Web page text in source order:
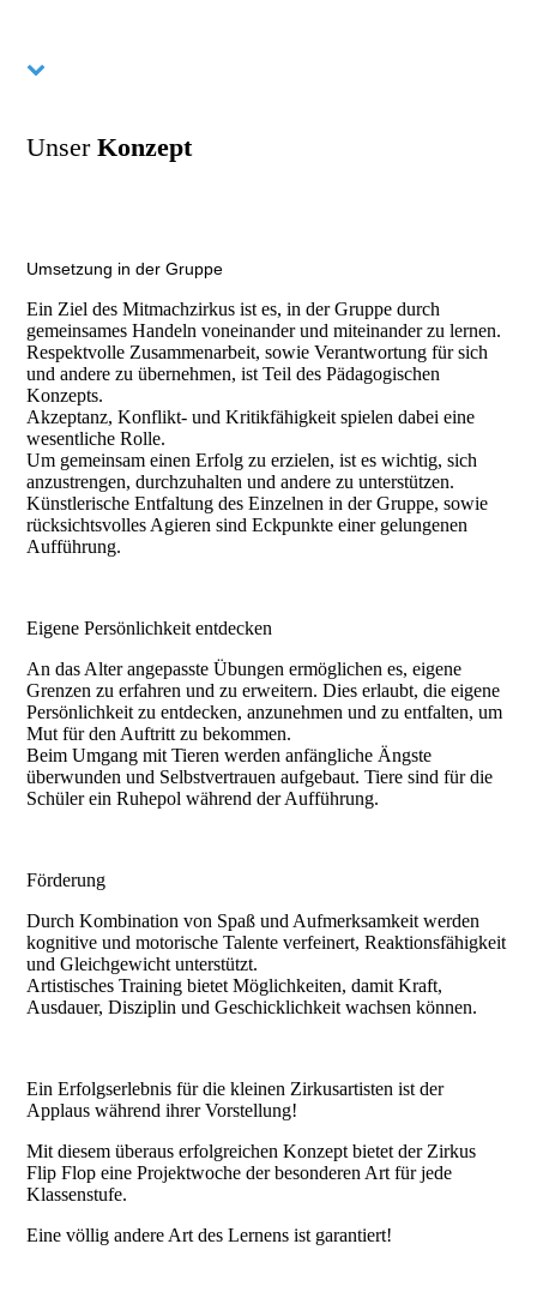
UnserKonzept
Umsetzung in der Gruppe
Ein Ziel des Mitmachzirkus ist es, in der Gruppe durch
gemeinsames Handeln voneinander und miteinander zu lernen.
Respektvolle Zusammenarbeit, sowie Verantwortung für sich
und andere zu übernehmen, ist Teil des Pädagogischen
Konzepts.
Akzeptanz, Konflikt- und Kritikfähigkeit spielen dabei eine
wesentliche Rolle.
Um gemeinsam einen Erfolg zu erzielen, ist es wichtig, sich
anzustrengen, durchzuhalten und andere zu unterstützen.
Künstlerische Entfaltung des Einzelnen in der Gruppe, sowie
rücksichtsvolles Agieren sind Eckpunkte einer gelungenen
Aufführung.
Eigene Persönlichkeit entdecken
An das Alter angepasste Übungen ermöglichen es, eigene
Grenzen zu erfahren und zu erweitern. Dies erlaubt, die eigene
Persönlichkeit zu entdecken, anzunehmen und zu entfalten, um
Mut für den Auftritt zu bekommen.
Beim Umgang mit Tieren werden anfängliche Ängste
überwunden und Selbstvertrauen aufgebaut. Tiere sind für die
Schüler ein Ruhepol während der Aufführung.
Förderung
Durch Kombination von Spaß und Aufmerksamkeit werden
kognitive und motorische Talente verfeinert, Reaktionsfähigkeit
und Gleichgewicht unterstützt.
Artistisches Training bietet Möglichkeiten, damit Kraft,
Ausdauer, Disziplin und Geschicklichkeit wachsen können.
Ein Erfolgserlebnis für die kleinen Zirkusartisten ist der
Applaus während ihrer Vorstellung!
Mit diesem überaus erfolgreichen Konzept bietet der Zirkus
Flip Flop eine Projektwoche der besonderen Art für jede
Klassenstufe.
Eine völlig andere Art des Lernens ist garantiert!